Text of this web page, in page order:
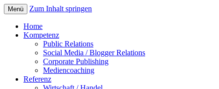
Menü Zum Inhalt springen
Home
Kompetenz
Public Relations
Social Media / Blogger Relations
Corporate Publishing
Mediencoaching
Referenz